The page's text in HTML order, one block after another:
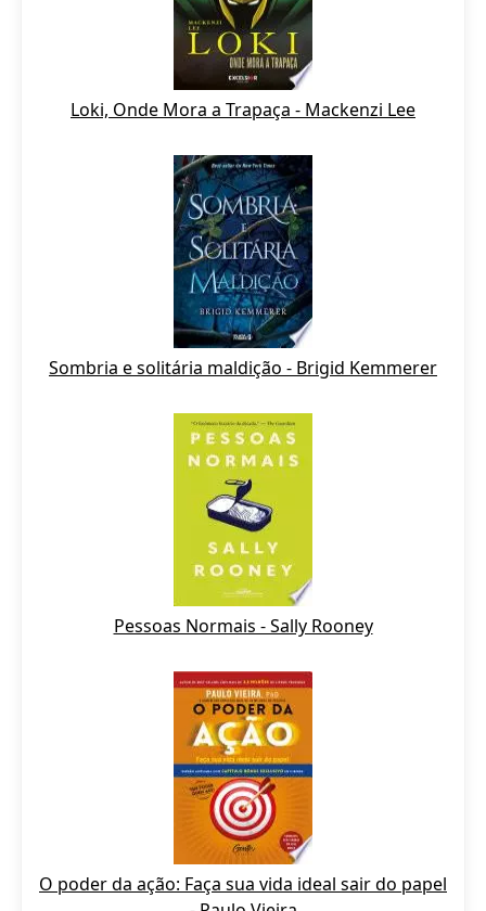
Loki, Onde Mora a Trapaça - Mackenzi Lee
Sombria e solitária maldição - Brigid Kemmerer
Pessoas Normais - Sally Rooney
O poder da ação: Faça sua vida ideal sair do papel